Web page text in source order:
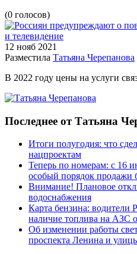
(0 голосов)
12 нояб 2021
Разместила Татьяна Черепанова
В 2022 году цены на услуги
Последнее от Татьяна
Итоги полугодия: что
нацпроектам
Теперь по номерам: с 16
особый порядок продажи
Внимание! Плановое
водоснабжения
Карта бензина: водители
наличие топлива на АЗС
Об изменении работы
проспекта Ленина и